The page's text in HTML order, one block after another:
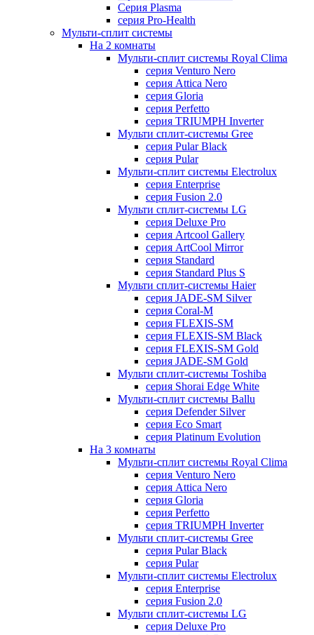
Cерия Plasma
серия Pro-Health
Мульти-сплит системы
На 2 комнаты
Мульти-сплит системы Royal Clima
серия Venturo Nero
серия Attica Nero
серия Gloria
серия Perfetto
серия TRIUMPH Inverter
Мульти сплит-системы Gree
серия Pular Black
серия Pular
Мульти-сплит системы Electrolux
серия Enterprise
серия Fusion 2.0
Мульти сплит-системы LG
серия Deluxe Pro
серия Artcool Gallery
серия ArtCool Mirror
серия Standard
серия Standard Plus S
Мульти сплит-системы Haier
серия JADE-SM Silver
серия Coral-M
серия FLEXIS-SM
серия FLEXIS-SM Black
серия FLEXIS-SM Gold
серия JADE-SM Gold
Мульти сплит-системы Toshiba
серия Shorai Edge White
Мульти-сплит системы Ballu
серия Defender Silver
серия Eco Smart
серия Platinum Evolution
На 3 комнаты
Мульти-сплит системы Royal Clima
серия Venturo Nero
серия Attica Nero
серия Gloria
серия Perfetto
серия TRIUMPH Inverter
Мульти сплит-системы Gree
серия Pular Black
серия Pular
Мульти-сплит системы Electrolux
серия Enterprise
серия Fusion 2.0
Мульти сплит-системы LG
серия Deluxe Pro